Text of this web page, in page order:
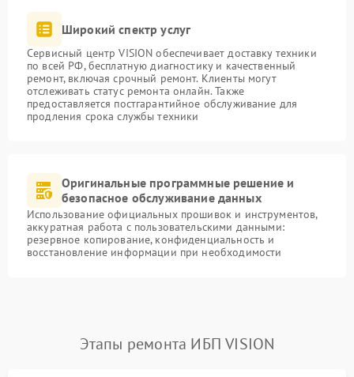
Широкий спектр услуг
Сервисный центр VISION обеспечивает доставку техники
по всей РФ, бесплатную диагностику и качественный
ремонт, включая срочный ремонт. Клиенты могут
отслеживать статус ремонта онлайн. Также
предоставляется постгарантийное обслуживание для
продления срока службы техники
Оригинальные программные решение и
безопасное обслуживание данных
Использование официальных прошивок и инструментов,
аккуратная работа с пользовательскими данными:
резервное копирование, конфиденциальность и
восстановление информации при необходимости
Этапы ремонта ИБП VISION